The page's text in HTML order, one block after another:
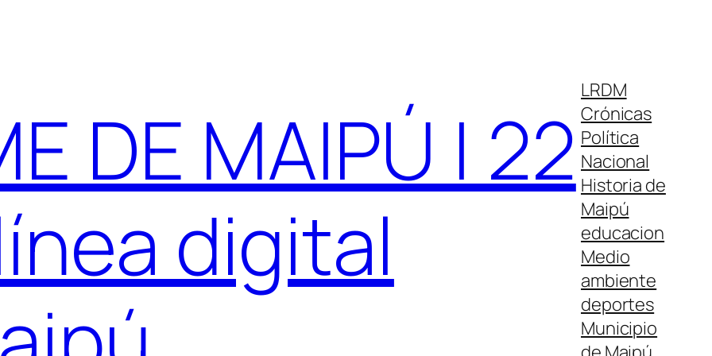
DE MAIPÚ | 22
digital
LRDM
Crónicas
Política
Nacional
Historia de
Maipú
educacion
Medio
ambiente
deportes
Municipio